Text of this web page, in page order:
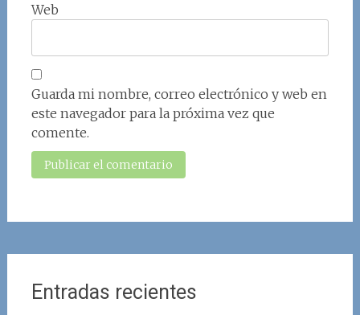
Web
Guarda mi nombre, correo electrónico y web en
este navegador para la próxima vez que
comente.
Entradas recientes